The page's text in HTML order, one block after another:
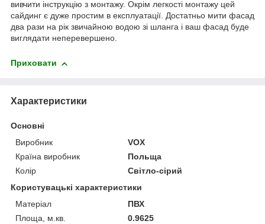
вивчити інструкцію з монтажу. Окрім легкості монтажу цей
сайдинг є дуже простим в експлуатації. Достатньо мити фасад
два рази на рік звичайною водою зі шланга і ваш фасад буде
виглядати неперевершено.
Приховати
Характеристики
Основні
Виробник
VOX
Країна виробник
Польща
Колір
Світло-сірий
Користувацькі характеристики
Матеріал
ПВХ
Площа, м.кв.
0.9625